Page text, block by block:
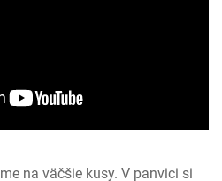
na väčšie kusy. V panvici si